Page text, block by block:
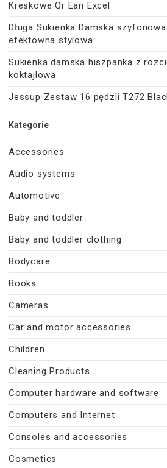
Kreskowe Qr Ean Excel
Długa Sukienka Damska
efektowna stylowa
Sukienka damska hiszpanka z
koktajlowa
Jessup Zestaw 16 pędzli T272
Kategorie
Accessories
Audio systems
Automotive
Baby and toddler
Baby and toddler clothing
Bodycare
Books
Cameras
Car and motor accessories
Children
Cleaning Products
Computer hardware and software
Computers and Internet
Consoles and accessories
Cosmetics